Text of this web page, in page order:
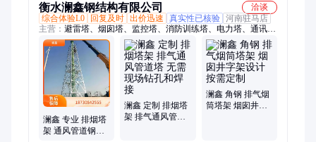
衡水澜鑫钢结构有限公司
洽谈
综合体验L0
回复及时 出价迅速 真实性已核验 河南驻马店
主营： 避雷塔、烟囱塔、监控塔、消防训练塔、电力塔、通讯
塔、单管塔、雷达塔、瞭望塔
澜鑫 专业 排烟塔
架 通风管道钢烟
澜鑫 定制 排烟塔
架 排气通风管道
澜鑫 角钢 排气烟
筒塔架 烟囱井字